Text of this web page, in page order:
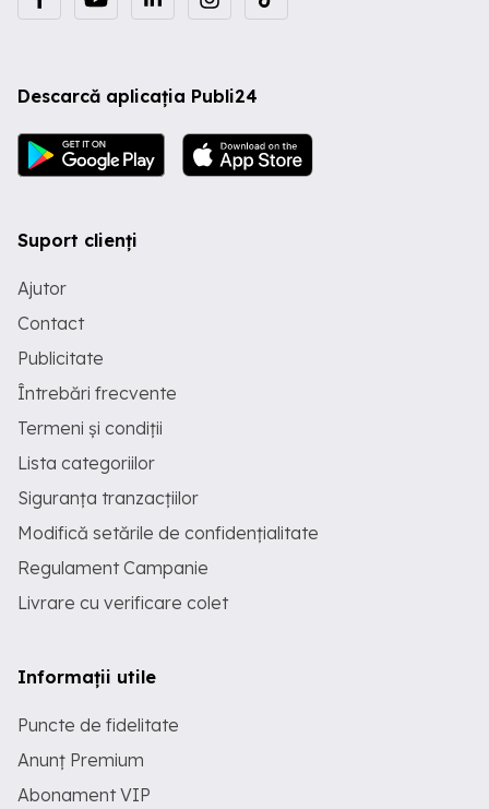
Descarcă aplicația Publi24
Suport clienți
Ajutor
Contact
Publicitate
Întrebări frecvente
Termeni și condiții
Lista categoriilor
Siguranța tranzacțiilor
Modifică setările de confidențialitate
Regulament Campanie
Livrare cu verificare colet
Informații utile
Puncte de fidelitate
Anunț Premium
Abonament VIP